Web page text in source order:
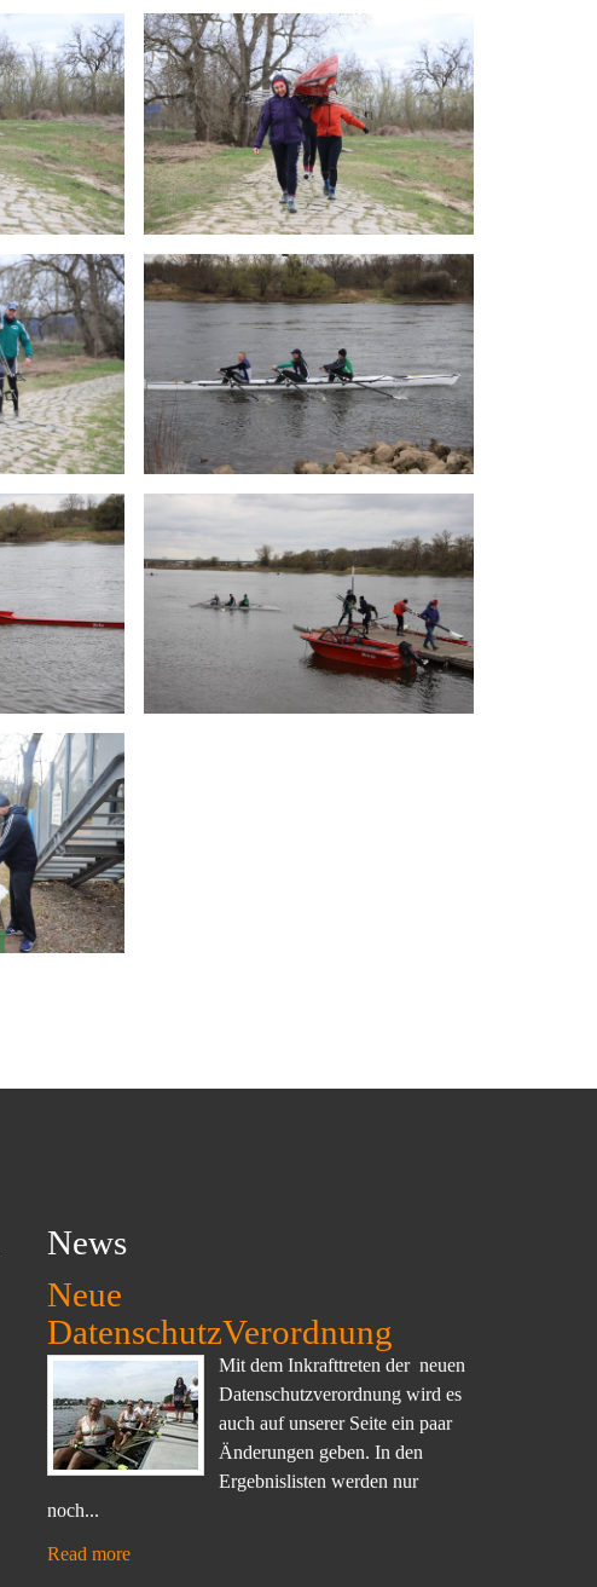
News
Neue
DatenschutzVerordnung
Mit dem Inkrafttreten der neuen
Datenschutzverordnung wird es
auch auf unserer Seite ein paar
Änderungen geben. In den
Ergebnislisten werden nur
noch...
Read more